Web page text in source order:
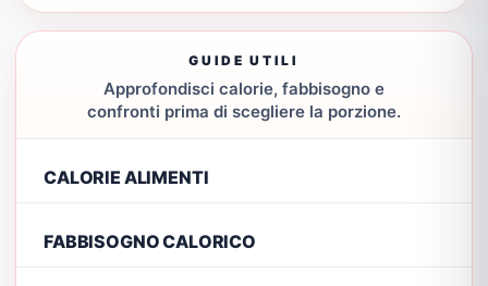
GUIDE UTILI
Approfondisci calorie, fabbisogno e
confronti prima di scegliere la porzione.
CALORIE ALIMENTI
FABBISOGNO CALORICO